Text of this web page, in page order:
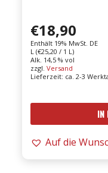
€18,90
Enthält 19% MwSt. DE
L (€25,20 / 1 L)
Alk. 14,5 % vol
zzgl. Versand
Lieferzeit: ca. 2-3
IN
Auf die